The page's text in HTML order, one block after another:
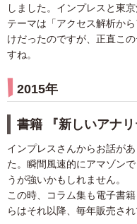
しました。インプレスと東
テーマは「アクセス解析か
けだったのですが、正直こ
すね。
2015年
書籍 『新しいアナ
インプレスさんからお話が
た。瞬間風速的にアマゾン
うが強いかもしれません。
この時、コラム集も電子書
らはそれ以降、毎年販売され